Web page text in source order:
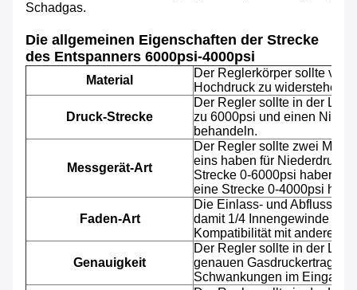
Schadgas.
Die allgemeinen Eigenschaften der Strecke
des Entspanners 6000psi-4000psi
Material
Der Reglerkörper sollte
Hochdruck zu widerstehen
Druck-Strecke
Der Regler sollte in der
zu 6000psi und einen
behandeln.
Messgerät-Art
Der Regler sollte zwei
eins haben für Niederdruck.
Strecke 0-6000psi haben
eine Strecke 0-4000psi
Faden-Art
Die Einlass- und
damit 1/4 Innengewinde
Kompatibilität mit anderen
Genauigkeit
Der Regler sollte in der
genauen Gasdruckertrag
Schwankungen im